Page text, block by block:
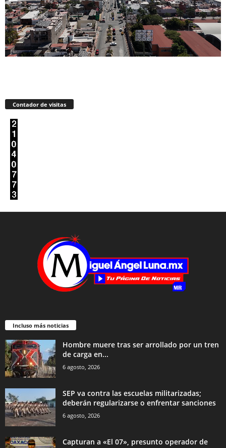
Contador de visitas
Incluso más noticias
Hombre muere tras ser arrollado por un tren
de carga en...
6 agosto, 2026
SEP va contra las escuelas militarizadas;
deberán regularizarse o enfrentar sanciones
6 agosto, 2026
Capturan a «El 07», presunto operador de